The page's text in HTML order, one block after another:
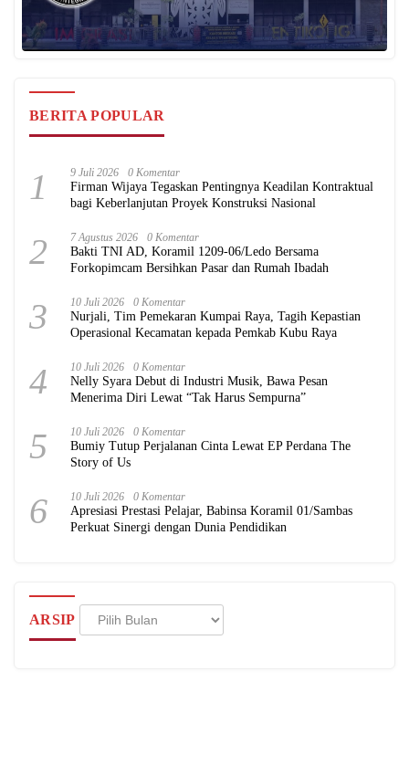
BERITA POPULAR
1 9 Juli 2026 0 Komentar
Firman Wijaya Tegaskan Pentingnya Keadilan Kontraktual
bagi Keberlanjutan Proyek Konstruksi Nasional
2 7 Agustus 2026 0 Komentar
Bakti TNI AD, Koramil 1209-06/Ledo Bersama
Forkopimcam Bersihkan Pasar dan Rumah Ibadah
3 10 Juli 2026 0 Komentar
Nurjali, Tim Pemekaran Kumpai Raya, Tagih Kepastian
Operasional Kecamatan kepada Pemkab Kubu Raya
4 10 Juli 2026 0 Komentar
Nelly Syara Debut di Industri Musik, Bawa Pesan
Menerima Diri Lewat “Tak Harus Sempurna”
5 10 Juli 2026 0 Komentar
Bumiy Tutup Perjalanan Cinta Lewat EP Perdana The
Story of Us
6 10 Juli 2026 0 Komentar
Apresiasi Prestasi Pelajar, Babinsa Koramil 01/Sambas
Perkuat Sinergi dengan Dunia Pendidikan
ARSIP
Arsip